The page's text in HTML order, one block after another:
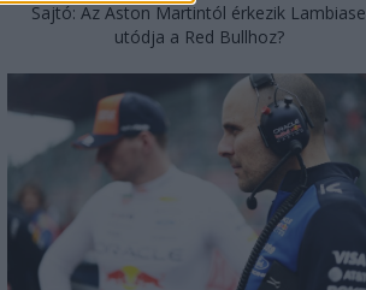
Sajtó: Az Aston Martintól érkezik Lambiase
utódja a Red Bullhoz?